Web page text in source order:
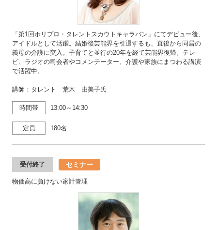
「第1回ホリプロ・タレントスカウトキャラバン」にてデビュー後、
アイドルとして活躍。結婚後芸能界を引退するも、直後から同居の
義母の介護に突入。子育てと並行の20年を経て芸能界復帰。テレ
ビ、ラジオの司会者やコメンテーター、介護や家族にまつわる講演
で活躍中。
講師：タレント 荒木 由美子氏
時間帯 13:00～14:30
定員 180名
受付終了 セミナー
物価高に負けない家計管理